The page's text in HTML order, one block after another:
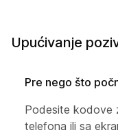
Upućivanje
Pre nego što
Podesite kodove
telefona ili sa